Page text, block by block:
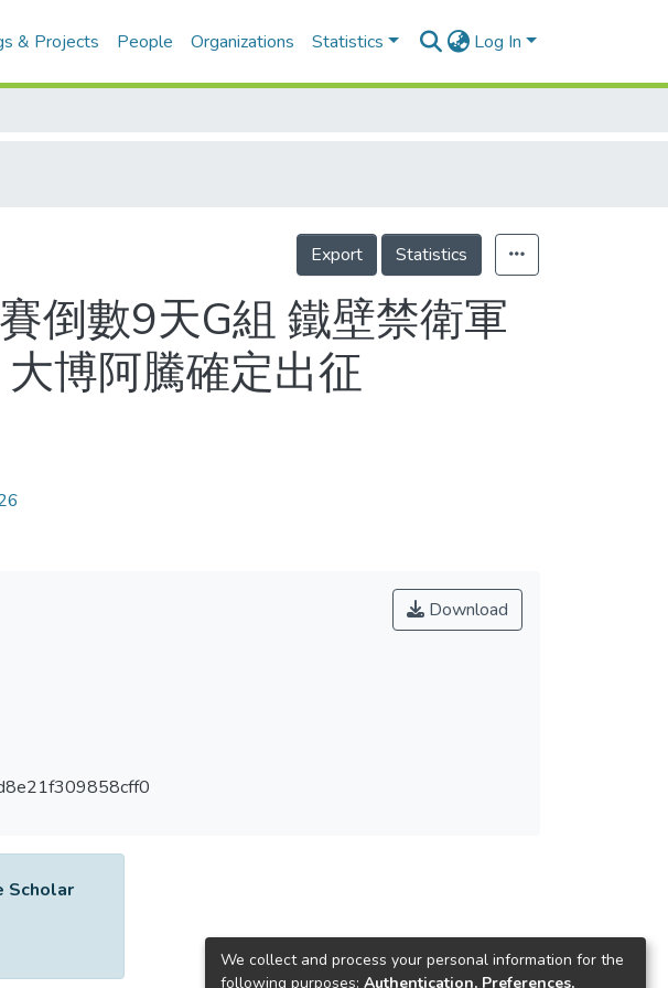
& Projects People Organizations Statistics Log In
Export Statistics
倒數9天G組 鐵壁禁衛軍
博阿騰確定出征
Download
Scholar
We collect and process your personal information for the
following purposes: Authentication, Preferences,